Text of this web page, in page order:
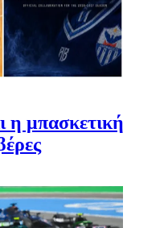
η μπασκετική